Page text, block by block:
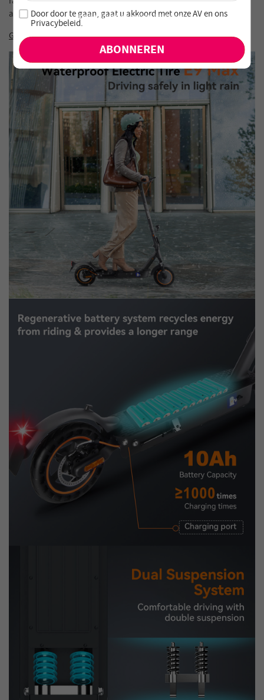
accu te voorkomen.
Garantie & Retourvoorwaarden
Word lid van onze nieuwsbrief en mis nooit speciale
aanbiedingen en nieuwe producten!
Door door te gaan, gaat u akkoord met onzeAV enons
Privacybeleid.